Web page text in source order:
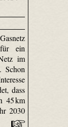
ein
im
Schon
dass
45 km
2030